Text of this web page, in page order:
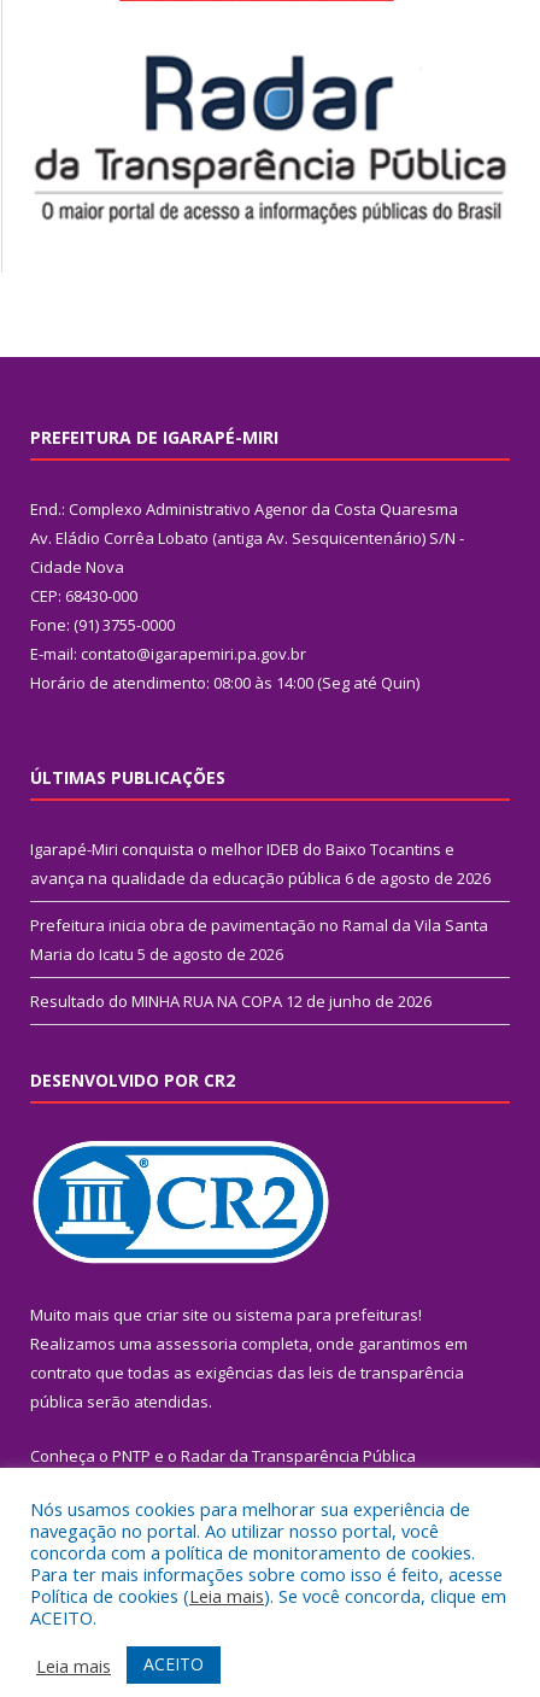
PREFEITURA DE IGARAPÉ-MIRI
End.: Complexo Administrativo Agenor da Costa Quaresma
Av. Eládio Corrêa Lobato (antiga Av. Sesquicentenário) S/N -
Cidade Nova
CEP: 68430-000
Fone: (91) 3755-0000
E-mail: contato@igarapemiri.pa.gov.br
Horário de atendimento: 08:00 às 14:00 (Seg até Quin)
ÚLTIMAS PUBLICAÇÕES
Igarapé-Miri conquista o melhor IDEB do Baixo Tocantins e
avança na qualidade da educação pública 6 de agosto de 2026
Prefeitura inicia obra de pavimentação no Ramal da Vila Santa
Maria do Icatu 5 de agosto de 2026
Resultado do MINHA RUA NA COPA 12 de junho de 2026
DESENVOLVIDO POR CR2
Muito mais que criar site ou sistema para prefeituras!
Realizamos uma assessoria completa, onde garantimos em
contrato que todas as exigências das leis de transparência
pública serão atendidas.
Conheça o PNTP e o Radar da Transparência Pública
Todos os direitos reservados a Prefeitura Municipal de Igarapé-
Miri.
Mapa do Site
Acessar Área Administrativa
Acessar Webmail
Nós usamos cookies para melhorar sua experiência de
navegação no portal. Ao utilizar nosso portal, você
concorda com a política de monitoramento de cookies.
Para ter mais informações sobre como isso é feito, acesse
Política de cookies (Leia mais). Se você concorda, clique em
ACEITO.
Leia mais
ACEITO